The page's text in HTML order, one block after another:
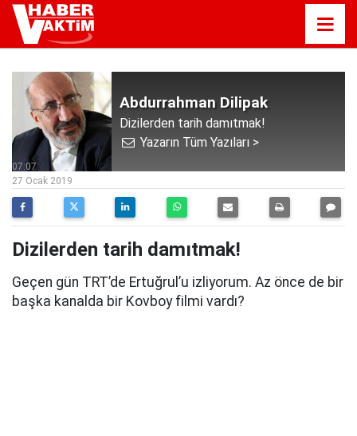
Abdurrahman Dilipak
Dizilerden tarih damıtmak!
Yazarın Tüm Yazıları >
07:07
27 Ocak 2019
Dizilerden tarih damıtmak!
Geçen gün TRT’de Ertuğrul’u izliyorum. Az önce de bir
başka kanalda bir Kovboy filmi vardı?